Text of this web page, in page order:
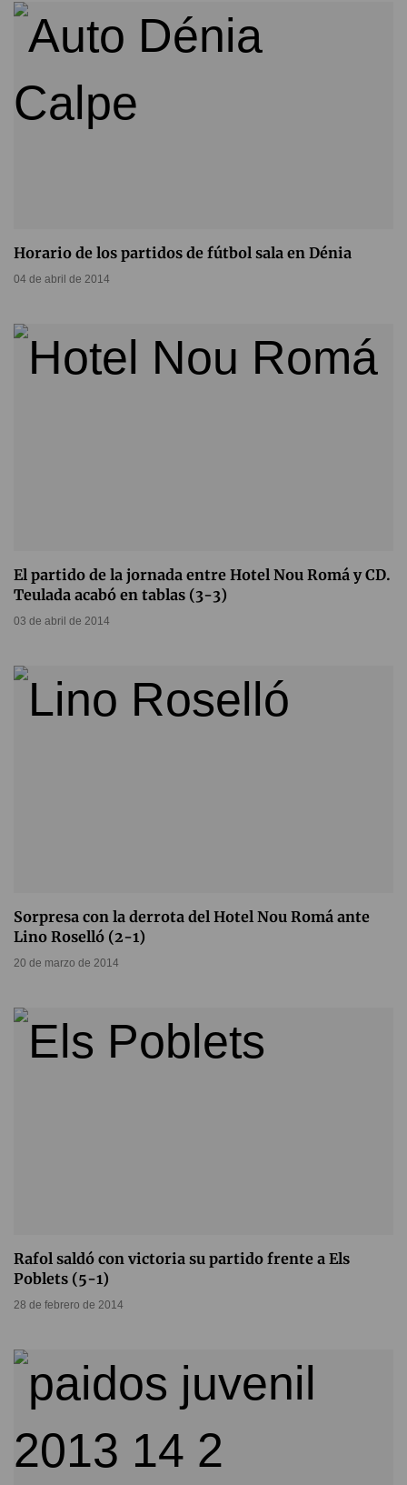
Horario de los partidos de fútbol sala en Dénia
04 de abril de 2014
El partido de la jornada entre Hotel Nou Romá y CD.
Teulada acabó en tablas (3-3)
03 de abril de 2014
Sorpresa con la derrota del Hotel Nou Romá ante
Lino Roselló (2-1)
20 de marzo de 2014
Rafol saldó con victoria su partido frente a Els
Poblets (5-1)
28 de febrero de 2014